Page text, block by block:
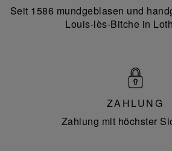
Seit 1586 mundgeblasen und
Louis-lès-Bitche in
ZAHLUNG
Zahlung mit höchster